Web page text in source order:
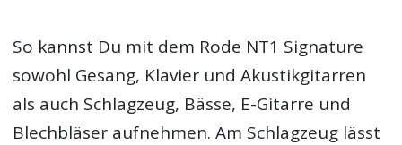
So kannst Du mit dem Rode NT1 Signature
sowohl Gesang, Klavier und Akustikgitarren
als auch Schlagzeug, Bässe, E-Gitarre und
Blechbläser aufnehmen. Am Schlagzeug lässt